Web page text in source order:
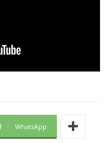
WhatsApp